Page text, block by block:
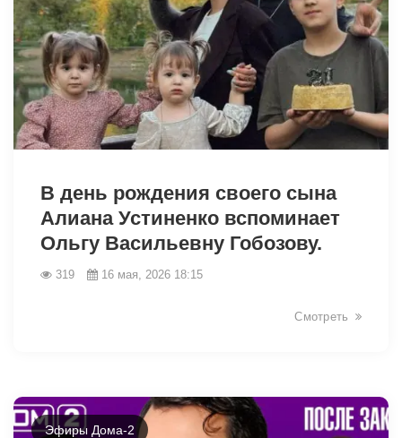
В день рождения своего сына
Алиана Устиненко вспоминает
Ольгу Васильевну Гобозову.
319 16 мая, 2026 18:15
Смотреть
Эфиры Дома-2